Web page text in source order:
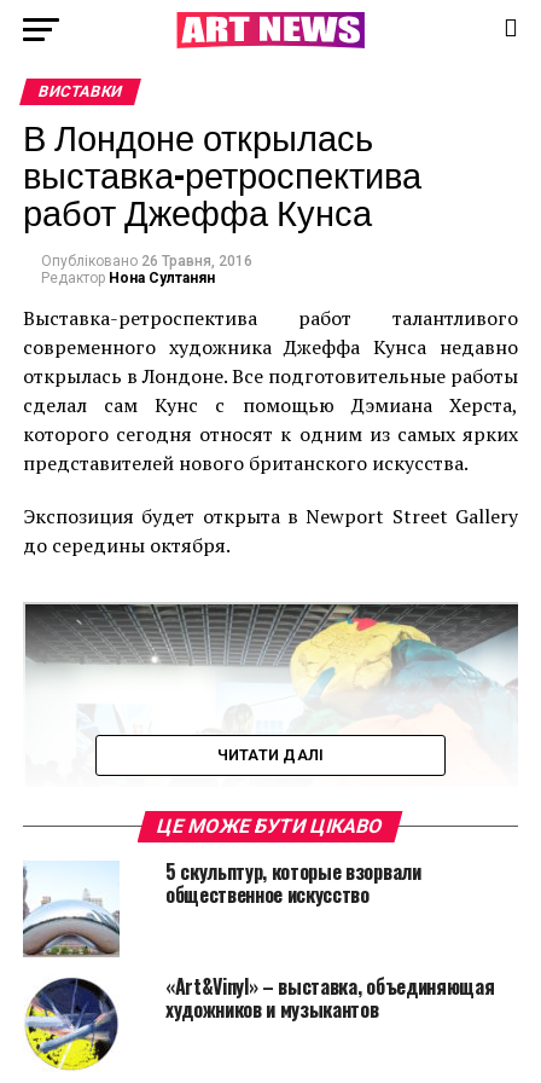
ВИСТАВКИ
В Лондоне открылась
выставка-ретроспектива
работ Джеффа Кунса
Опубліковано 26 Травня, 2016
Редактор Нона Султанян
Выставка-ретроспектива работ талантливого
современного художника Джеффа Кунса недавно
открылась в Лондоне. Все подготовительные работы
сделал сам Кунс с помощью Дэмиана Херста,
которого сегодня относят к одним из самых ярких
представителей нового британского искусства.
Экспозиция будет открыта в Newport Street Gallery
до середины октября.
Читайте также:Миллиардер планирует
открыть новый музей в Париже
Главный куратор галереи Хью Аллен рассказал:
ЧИТАТИ ДАЛІ
ЦЕ МОЖЕ БУТИ ЦІКАВО
5 скульптур, которые взорвали
общественное искусство
«Art&Vinyl» – выставка, объединяющая
художников и музыкантов